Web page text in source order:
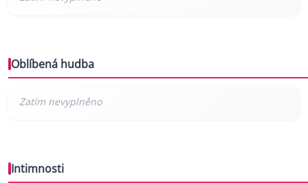
Oblíbená hudba
Intimnosti